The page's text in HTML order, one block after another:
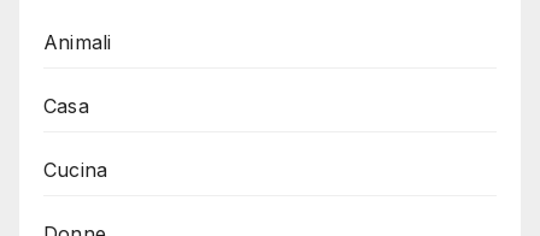
Animali
Casa
Cucina